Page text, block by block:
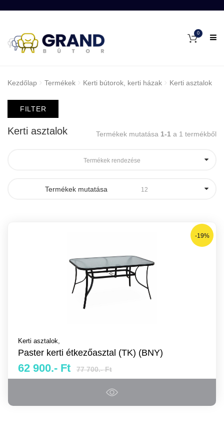
0
Kezdőlap Termékek Kerti bútorok, kerti házak Kerti asztalok
FILTER
Kerti asztalok Termékek mutatása 1-1 a 1 termékből
Termékek rendezése
Termékek mutatása 12
-19%
Kerti asztalok,
Paster kerti étkezőasztal (TK) (BNY)
62 900.- Ft 77 700.- Ft